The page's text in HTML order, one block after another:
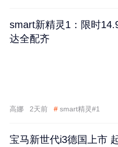
smart新精灵1：限时
达全配齐
高娜 2天前 # smart精灵#1
宝马新世代i3德国上市